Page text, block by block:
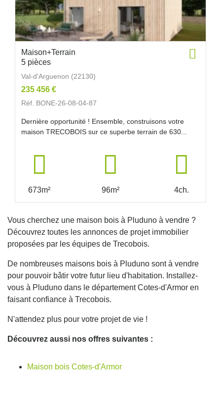
Maison+Terrain
5 pièces
Val-d'Arguenon (22130)
235 456 €
Réf. BONE-26-08-04-87
Dernière opportunité ! Ensemble, construisons votre
maison TRECOBOIS sur ce superbe terrain de 630...
673m² 96m² 4ch.
Vous cherchez une maison bois à Pluduno à vendre ?
Découvrez toutes les annonces de projet immobilier
proposées par les équipes de Trecobois.
De nombreuses maisons bois à Pluduno sont à vendre
pour pouvoir bâtir votre futur lieu d'habitation. Installez-
vous à Pluduno dans le département Cotes-d'Armor en
faisant confiance à Trecobois.
N'attendez plus pour votre projet de vie !
Découvrez aussi nos offres suivantes :
Maison bois Cotes-d'Armor